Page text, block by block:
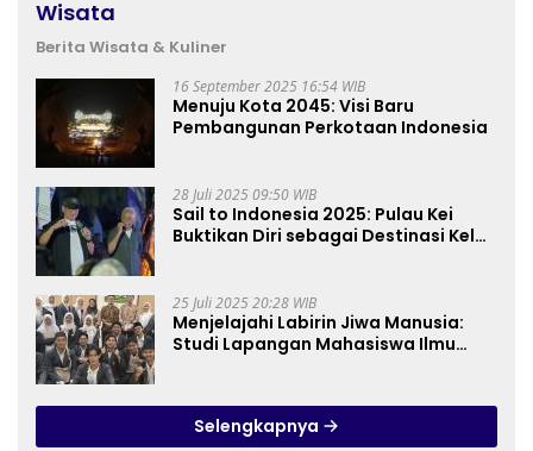
Wisata
Berita Wisata & Kuliner
16 September 2025 16:54 WIB
Menuju Kota 2045: Visi Baru
Pembangunan Perkotaan Indonesia
28 Juli 2025 09:50 WIB
Sail to Indonesia 2025: Pulau Kei
Buktikan Diri sebagai Destinasi Kelas
25 Juli 2025 20:28 WIB
Menjelajahi Labirin Jiwa Manusia:
Studi Lapangan Mahasiswa Ilmu
Selengkapnya